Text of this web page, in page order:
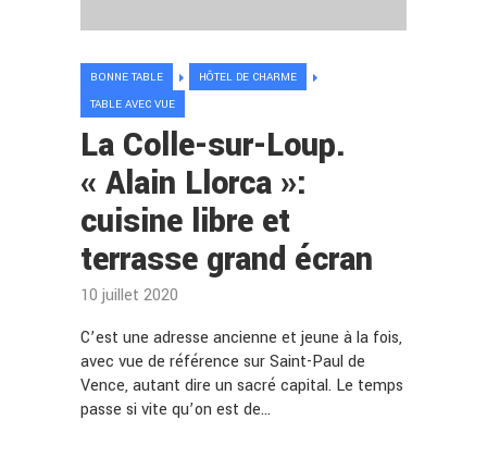
BONNE TABLE
HÔTEL DE CHARME
TABLE AVEC VUE
La Colle-sur-Loup.
« Alain Llorca »:
cuisine libre et
terrasse grand écran
10 juillet 2020
C’est une adresse ancienne et jeune à la fois,
avec vue de référence sur Saint-Paul de
Vence, autant dire un sacré capital. Le temps
passe si vite qu’on est de…